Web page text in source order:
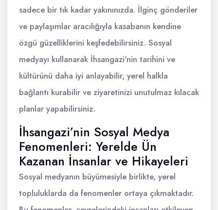
sadece bir tık kadar yakınınızda. İlginç gönderiler
ve paylaşımlar aracılığıyla kasabanın kendine
özgü güzelliklerini keşfedebilirsiniz. Sosyal
medyayı kullanarak İhsangazi'nin tarihini ve
kültürünü daha iyi anlayabilir, yerel halkla
bağlantı kurabilir ve ziyaretinizi unutulmaz kılacak
planlar yapabilirsiniz.
İhsangazi’nin Sosyal Medya
Fenomenleri: Yerelde Ün
Kazanan İnsanlar ve Hikayeleri
Sosyal medyanın büyümesiyle birlikte, yerel
topluluklarda da fenomenler ortaya çıkmaktadır.